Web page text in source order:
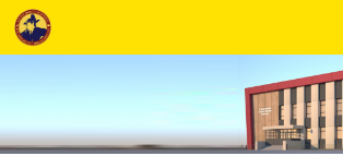
Skip to content